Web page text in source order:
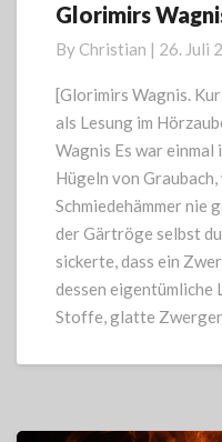
Glorimirs
Glorimirs
By Christian | 26. Juli
[Glorimirs Wagnis.
als Lesung im
Wagnis Es war einmal
Hügeln von
Schmiedehämmer nie
der Gärtröge selbst
sickerte, dass ein
dessen eigentümliche
Stoffe, glatte